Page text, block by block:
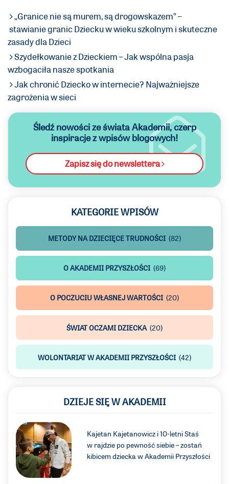
„Granice nie są murem, są drogowskazem” –
stawianie granic Dziecku w wieku szkolnym i skuteczne
zasady dla Dzieci
Szydełkowanie z Dzieckiem – Jak wspólna pasja
wzbogaciła nasze spotkania
Jak chronić Dziecko w internecie? Najważniejsze
zagrożenia w sieci
Śledź nowości ze świata Akademii,czerp
inspiracje z wpisów blogowych!
Zapisz się do newslettera
KATEGORIE WPISÓW
METODY NA DZIECIĘCE TRUDNOŚCI (82)
O AKADEMII PRZYSZŁOŚCI (69)
O POCZUCIU WŁASNEJ WARTOŚCI (20)
ŚWIAT OCZAMI DZIECKA (20)
WOLONTARIAT W AKADEMII PRZYSZŁOŚCI (42)
DZIEJE SIĘ W AKADEMII
Kajetan Kajetanowicz i 10-letni Staś
w rajdzie po pewność siebie – zostań
kibicem dziecka w Akademii Przyszłości